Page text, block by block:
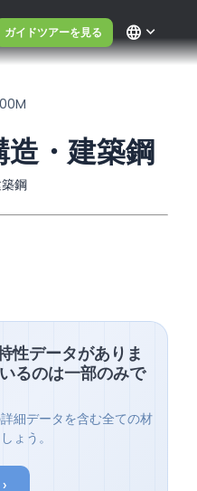
ガイドツアーを見る language
・建築鋼
鋼
性データがありま
るのは一部のみで
細データを含む全ての材
ょう。